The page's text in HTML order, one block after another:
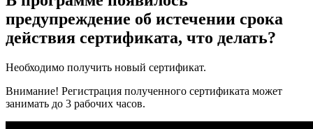
предупреждение об истечении срока
действия сертификата, что делать?
Необходимо получить новый сертификат.
Внимание! Регистрация полученного сертификата может
занимать до 3 рабочих часов.